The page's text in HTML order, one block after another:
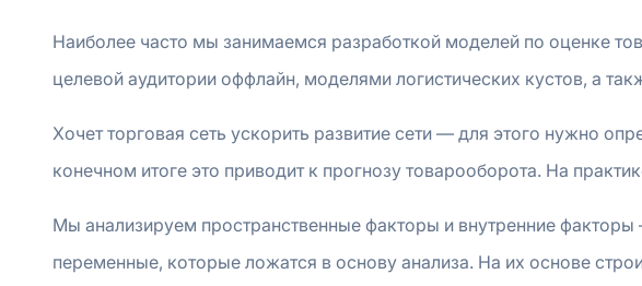
Наиболее часто мы занимаемся разработкой моделей по оценке
целевой аудитории оффлайн, моделями логистических кустов, а
Хочет торговая сеть ускорить развитие сети — для этого нужно
конечном итоге это приводит к прогнозу товарооборота. На
Мы анализируем пространственные факторы и внутренние
переменные, которые ложатся в основу анализа. На их основе